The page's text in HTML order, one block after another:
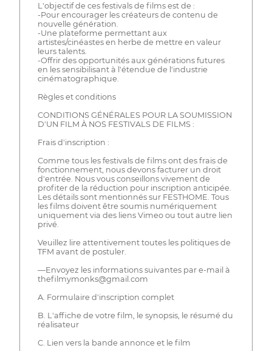
L'objectif de ces festivals de films est de :
-Pour encourager les créateurs de contenu de
nouvelle génération.
-Une plateforme permettant aux
artistes/cinéastes en herbe de mettre en valeur
leurs talents.
-Offrir des opportunités aux générations futures
en les sensibilisant à l'étendue de l'industrie
cinématographique.
Règles et conditions
CONDITIONS GÉNÉRALES POUR LA SOUMISSION
D'UN FILM À NOS FESTIVALS DE FILMS :
Frais d'inscription :
Comme tous les festivals de films ont des frais de
fonctionnement, nous devons facturer un droit
d'entrée. Nous vous conseillons vivement de
profiter de la réduction pour inscription anticipée.
Les détails sont mentionnés sur FESTHOME. Tous
les films doivent être soumis numériquement
uniquement via des liens Vimeo ou tout autre lien
privé.
Veuillez lire attentivement toutes les politiques de
TFM avant de postuler.
—Envoyez les informations suivantes par e-mail à
thefilmymonks@gmail.com
A. Formulaire d'inscription complet
B. L'affiche de votre film, le synopsis, le résumé du
réalisateur
C. Lien vers la bande annonce et le film